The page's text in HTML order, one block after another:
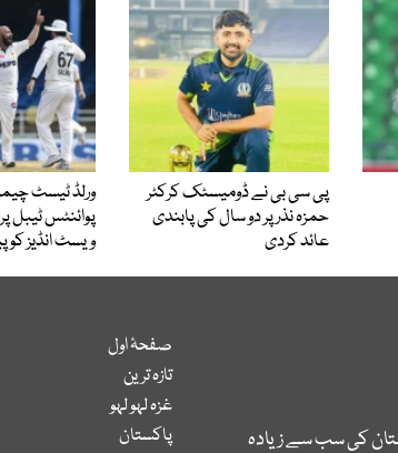
پی سی بی نے ڈومیسٹک کرکٹر
حمزہ نذر پر دو سال کی پابندی
عائد کردی
ورلڈ ٹیسٹ
پوائنٹس ٹیبل
ویسٹ انڈیز کو
کی سب سے زیادہ
صفحۂ اول
تازہ ترین
غزہ لہو لہو
پاکستان